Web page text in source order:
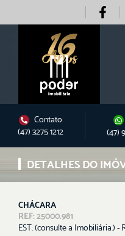
Contato
(47) 3275 1212
(47)
DETALHES DO
CHÁCARA
REF: 25000.981
EST. (consulte a Imobiliária.) -